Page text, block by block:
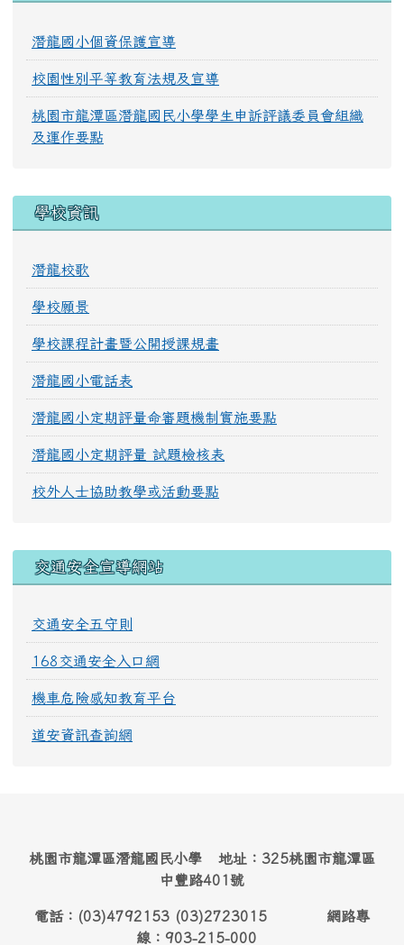
潛龍國小個資保護宣導
校園性別平等教育法規及宣導
桃園市龍潭區潛龍國民小學學生申訴評議委員會組織
及運作要點
學校資訊
潛龍校歌
學校願景
學校課程計畫暨公開授課規畫
潛龍國小電話表
潛龍國小定期評量命審題機制實施要點
潛龍國小定期評量 試題檢核表
校外人士協助教學或活動要點
交通安全宣導網站
交通安全五守則
168交通安全入口網
機車危險感知教育平台
道安資訊查詢網
桃園市龍潭區潛龍國民小學 地址：325桃園市龍潭區
中豐路401號
電話：(03)4792153 (03)2723015 網路專
線：903-215-000